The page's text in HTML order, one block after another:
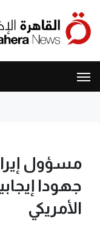
مسؤول
جهودا
الأمريكي